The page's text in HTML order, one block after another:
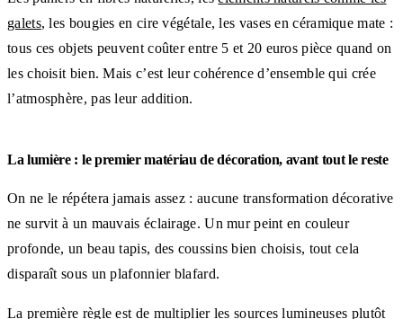
galets, les bougies en cire végétale, les vases en céramique mate :
tous ces objets peuvent coûter entre 5 et 20 euros pièce quand on
les choisit bien. Mais c’est leur cohérence d’ensemble qui crée
l’atmosphère, pas leur addition.
La lumière : le premier matériau de décoration, avant tout le reste
On ne le répétera jamais assez : aucune transformation décorative
ne survit à un mauvais éclairage. Un mur peint en couleur
profonde, un beau tapis, des coussins bien choisis, tout cela
disparaît sous un plafonnier blafard.
La première règle est de multiplier les sources lumineuses plutôt